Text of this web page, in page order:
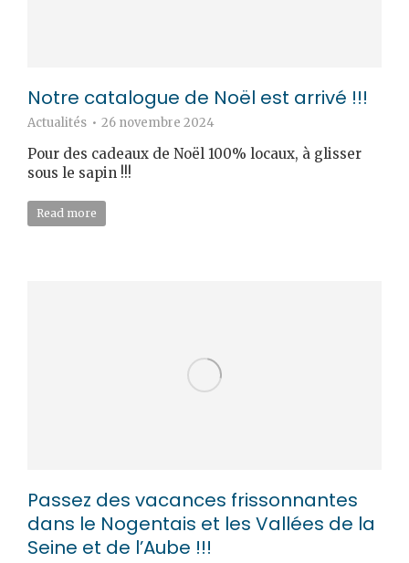
Notre catalogue de Noël est arrivé !!!
Actualités 26 novembre 2024
Pour des cadeaux de Noël 100% locaux, à glisser
sous le sapin !!!
Read more
Passez des vacances frissonnantes
dans le Nogentais et les Vallées de la
Seine et de l’Aube !!!